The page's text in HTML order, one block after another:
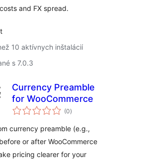
and FX spread.
10 aktívnych inštalácií
s 7.0.3
Currency Preamble
for WooCommerce
(0celkové
hodnotenie
)
currency preamble (e.g.,
or after WooCommerce
pricing clearer for your